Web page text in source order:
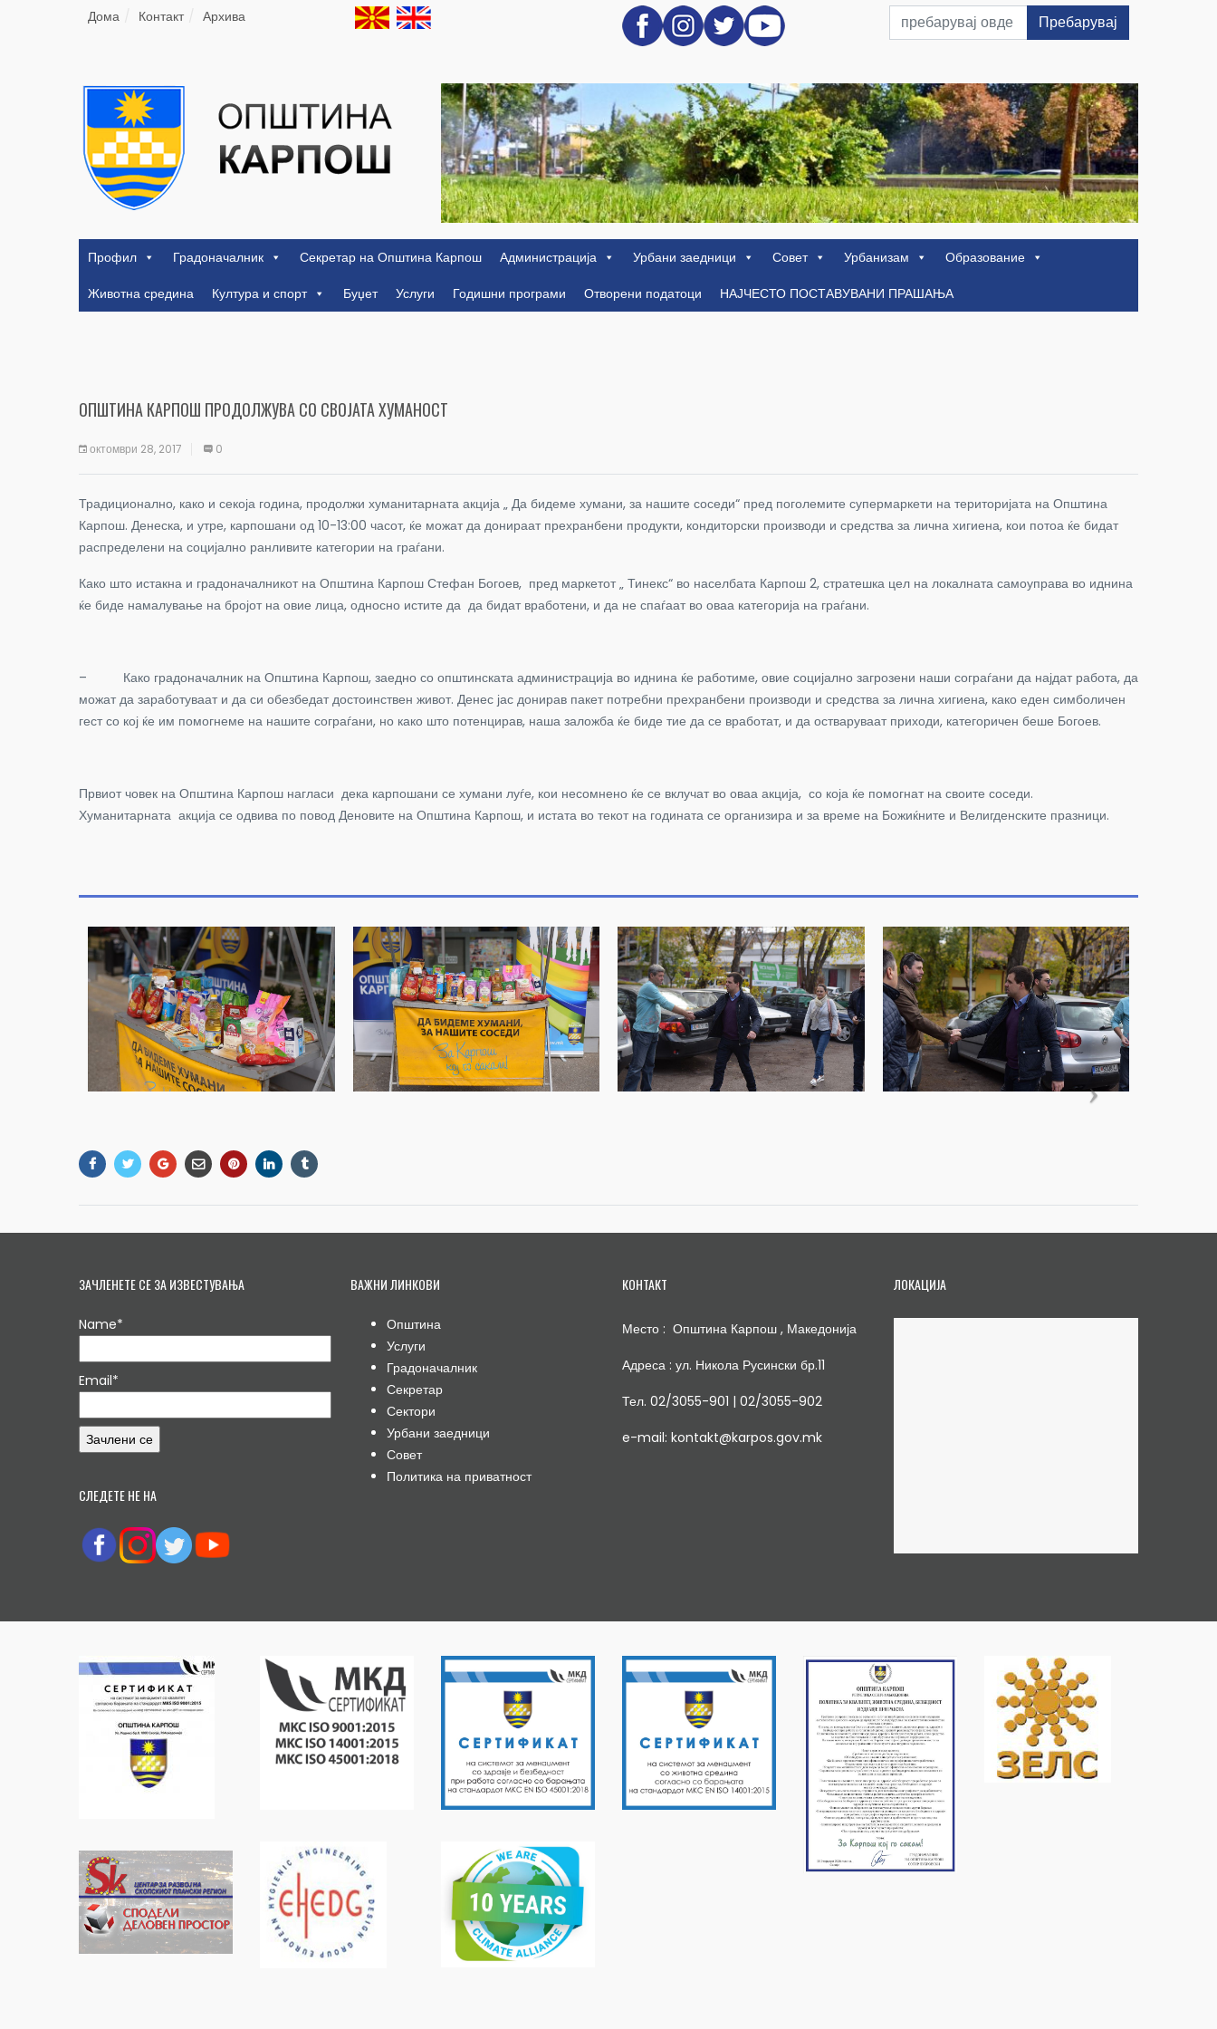
Дома Контакт Архива Пребарувај
Профил Градоначалник Секретар на Општина Карпош Администрација Урбани заедници Совет Урбанизам
Образование
Животна средина
Култура и спорт Буџет Услуги Годишни програми Отворени податоци НАЈЧЕСТО ПОСТАВУВАНИ ПРАШАЊА
ОПШТИНА КАРПОШ ПРОДОЛЖУВА СО СВОЈАТА ХУМАНОСТ
октомври 28, 2017 0
Традиционално, како и секоја година, продолжи хуманитарната акција „ Да бидеме хумани, за нашите соседи“ пред поголемите супермаркети на територијата на Општина
Карпош. Денеска, и утре, карпошани од 10-13:00 часот, ќе можат да донираат прехранбени продукти, кондиторски производи и средства за лична хигиена, кои потоа ќе бидат
распределени на социјално ранливите категории на граѓани.
Како што истакна и градоначалникот на Општина Карпош Стефан Богоев, пред маркетот „ Тинекс“ во населбата Карпош 2, стратешка цел на локалната самоуправа во иднина
ќе биде намалување на бројот на овие лица, односно истите да да бидат вработени, и да не спаѓаат во оваа категорија на граѓани.
– Како градоначалник на Општина Карпош, заедно со општинската администрација во иднина ќе работиме, овие социјално загрозени наши сограѓани да најдат работа, да
можат да заработуваат и да си обезбедат достоинствен живот. Денес јас донирав пакет потребни прехранбени производи и средства за лична хигиена, како еден симболичен
гест со кој ќе им помогнеме на нашите сограѓани, но како што потенцирав, наша заложба ќе биде тие да се вработат, и да остваруваат приходи, категоричен беше Богоев.
Првиот човек на Општина Карпош нагласи дека карпошани се хумани луѓе, кои несомнено ќе се вклучат во оваа акција, со која ќе помогнат на своите соседи.
Хуманитарната акција се одвива по повод Деновите на Општина Карпош, и истата во текот на годината се организира и за време на Божиќните и Велигденските празници.
ЗАЧЛЕНЕТЕ СЕ ЗА ИЗВЕСТУВАЊА
Name*
Email*
СЛЕДЕТЕ НЕ НА
ВАЖНИ ЛИНКОВИ
Општина
Услуги
Градоначалник
Секретар
Сектори
Урбани заедници
Совет
Политика на приватност
КОНТАКТ
Место : Општина Карпош , Македонија
Адреса : ул. Никола Русински бр.11
Тел. 02/3055-901 | 02/3055-902
e-mail: kontakt@karpos.gov.mk
ЛОКАЦИЈА